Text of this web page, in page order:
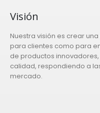
Visión
Nuestra visión es crear
para clientes como para
de productos
calidad, respondiendo a
mercado.